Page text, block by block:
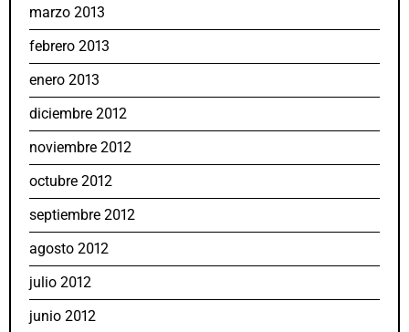
marzo 2013
febrero 2013
enero 2013
diciembre 2012
noviembre 2012
octubre 2012
septiembre 2012
agosto 2012
julio 2012
junio 2012